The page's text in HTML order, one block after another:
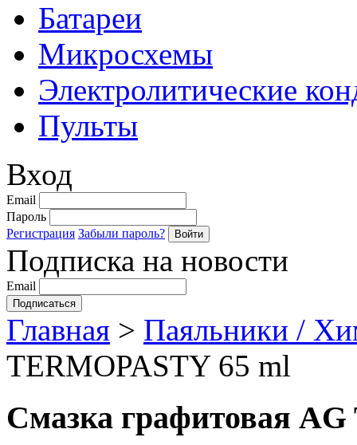
Батареи
Микросхемы
Электролитические
Пульты
Вход
Email
Пароль
Регистрация Забыли пароль?
Подписка на новости
Email
Главная > Паяльники /
TERMOPASTY 65 ml
Смазка графитовая